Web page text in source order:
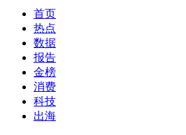
首页
热点
数据
报告
金榜
消费
科技
出海